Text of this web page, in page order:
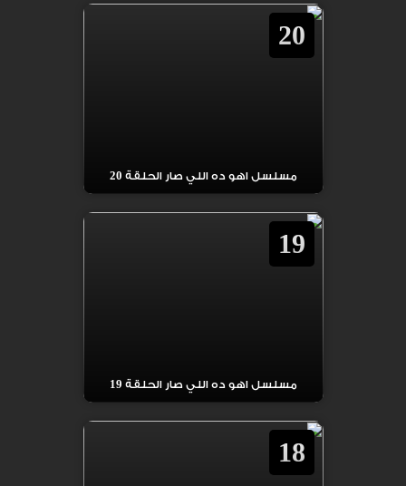
20
مسلسل اهو ده اللي صار الحلقة 20
19
مسلسل اهو ده اللي صار الحلقة 19
18